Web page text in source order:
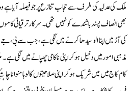
ملک کی عدلیہ کی طرف سے حجاب تنازع پر جوفیصلہ آیا
بھی انصاف پسند باشندے کو نہیں تھی ۔ سرکار ترقیاتی
کی آڑ میں اپنا الو سیدھا کرنے میں لگی ہے ، جب سے
مذہبی امور میں دخیل ہوکر اپنی ناکامی چھپانے میں لگی ہے ۔
کام کاج میں میں شریک ہوکر اپنی صلاحیتوں کا لوہا منوانا